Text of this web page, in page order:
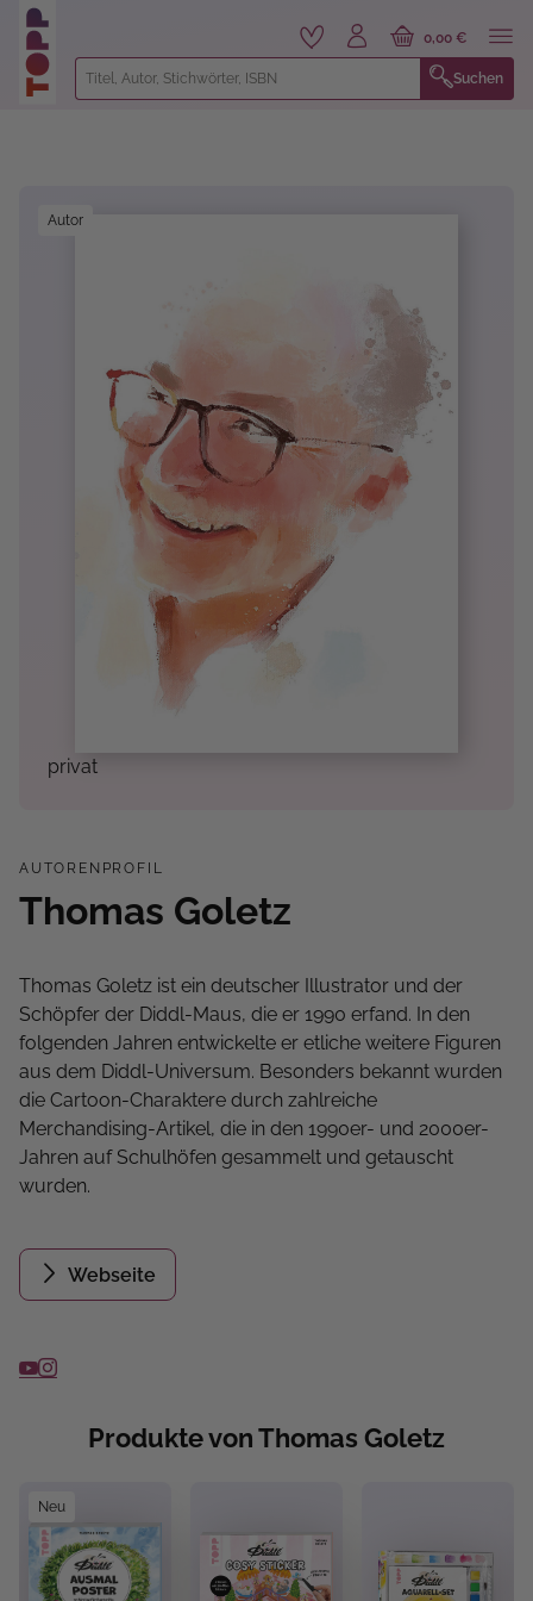
springen
Suchen
0,00 €
Autor
privat
AUTORENPROFIL
Thomas Goletz
Thomas Goletz ist ein deutscher Illustrator und der
Schöpfer der Diddl-Maus, die er 1990 erfand. In den
folgenden Jahren entwickelte er etliche weitere Figuren
aus dem Diddl-Universum. Besonders bekannt wurden
die Cartoon-Charaktere durch zahlreiche
Merchandising-Artikel, die in den 1990er- und 2000er-
Jahren auf Schulhöfen gesammelt und getauscht
wurden.
Webseite
Produkte von Thomas Goletz
Neu